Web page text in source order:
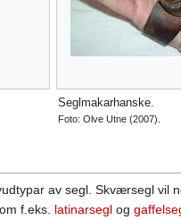
Seglmakarhanske.
Foto: Olve Utne (2007).
av segl. Skværsegl vil
f.eks. latinarsegl og